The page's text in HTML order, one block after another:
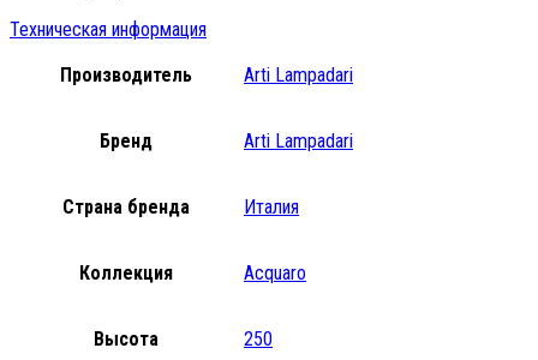
Техническая информация
Производитель
Arti Lampadari
Бренд Arti Lampadari
Страна бренда Италия
Коллекция Acquaro
Высота 250